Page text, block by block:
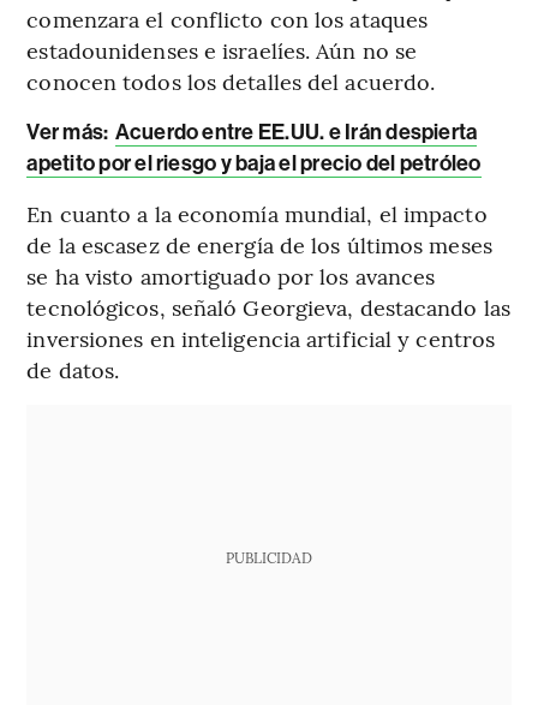
comenzara el conflicto con los ataques
estadounidenses e israelíes. Aún no se
conocen todos los detalles del acuerdo.
Ver más: Acuerdo entre EE.UU. e Irán despierta
apetito por el riesgo y baja el precio del petróleo
En cuanto a la economía mundial, el impacto
de la escasez de energía de los últimos meses
se ha visto amortiguado por los avances
tecnológicos, señaló Georgieva, destacando las
inversiones en inteligencia artificial y centros
de datos.
PUBLICIDAD